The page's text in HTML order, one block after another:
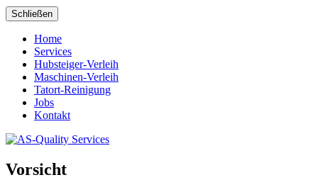
Schließen
Home
Services
Hubsteiger-Verleih
Maschinen-Verleih
Tatort-Reinigung
Jobs
Kontakt
Vorsicht